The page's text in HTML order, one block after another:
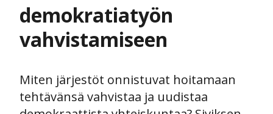
demokratiatyön
vahvistamiseen
Miten järjestöt onnistuvat hoitamaan
tehtävänsä vahvistaa ja uudistaa